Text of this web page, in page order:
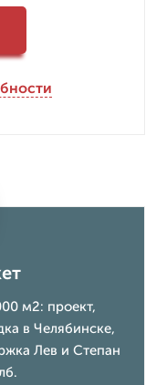
м2: проект,
в Челябинске,
Лев и Степан